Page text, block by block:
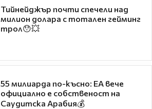
Тийнейджър почти спечели над
милион долара с тотален гейминг
трол😯💥
55 милиарда по-късно: EA вече
официално е собственост на
Саудитска Арабия💰